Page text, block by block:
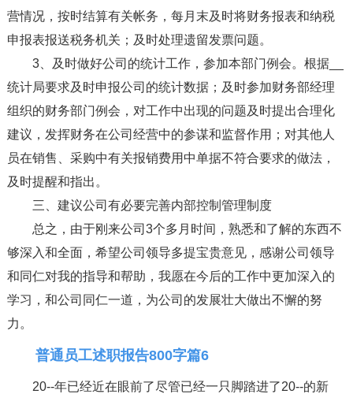
营情况，按时结算有关帐务，每月末及时将财务报表和纳税
申报表报送税务机关；及时处理遗留发票问题。
3、及时做好公司的统计工作，参加本部门例会。根据__
统计局要求及时申报公司的统计数据；及时参加财务部经理
组织的财务部门例会，对工作中出现的问题及时提出合理化
建议，发挥财务在公司经营中的参谋和监督作用；对其他人
员在销售、采购中有关报销费用中单据不符合要求的做法，
及时提醒和指出。
三、建议公司有必要完善内部控制管理制度
总之，由于刚来公司3个多月时间，熟悉和了解的东西不
够深入和全面，希望公司领导多提宝贵意见，感谢公司领导
和同仁对我的指导和帮助，我愿在今后的工作中更加深入的
学习，和公司同仁一道，为公司的发展壮大做出不懈的努
力。
普通员工述职报告800字篇6
20--年已经近在眼前了尽管已经一只脚踏进了20--的新